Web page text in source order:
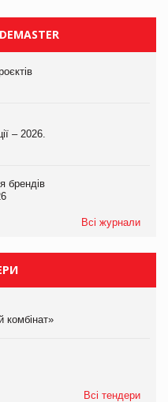
– 2026.
брендів
Всі журнали
комбінат»
Всі тендери